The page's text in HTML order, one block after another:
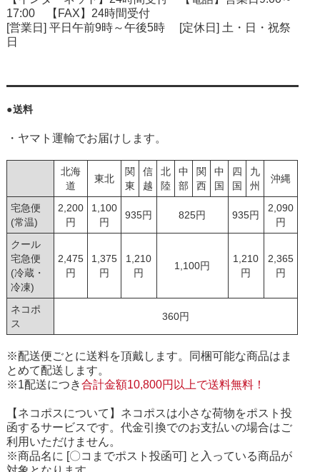
17:00 【FAX】24時間受付
[営業日] 平日午前9時～午後5時 [定休日] 土・日・祝祭
日
●送料
・ヤマト運輸でお届けします。
北海
道
東北
関
東
信
越
北
陸
中
部
関
西
中
国
四
国
九
州
沖縄
宅急便
(常温)
2,200
円
1,100
円
935円 825円 935円
2,090
円
クール
宅急便
(冷蔵・
冷凍)
2,475
円
1,375
円
1,210
円
1,100円
1,210
円
2,365
円
ネコポ
ス
360円
※配送便ごとに送料を頂戴します。同梱可能な商品はま
とめて配送します。
※1配送につき合計金額10,800円以上で送料無料！
【ネコポスについて】ネコポスは小さな荷物をポスト投
函するサービスです。代金引換でのお支払いの場合はご
利用いただけません。
※商品名に [〇コまでポスト投函可] と入っている商品が